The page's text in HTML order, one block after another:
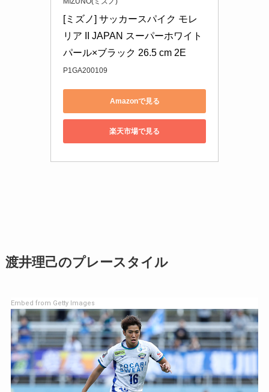
[ミズノ] サッカースパイク モレ
リア II JAPAN スーパーホワイト
パール×ブラック 26.5 cm 2E
P1GA200109
Amazonで見る
楽天市場で見る
渡井理己のプレースタイル
Embed from Getty Images